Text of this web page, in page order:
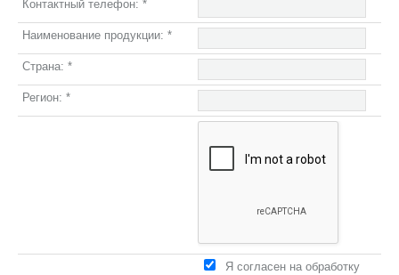
Контактный телефон: *
Наименование продукции: *
Страна: *
Регион: *
Я согласен на обработку